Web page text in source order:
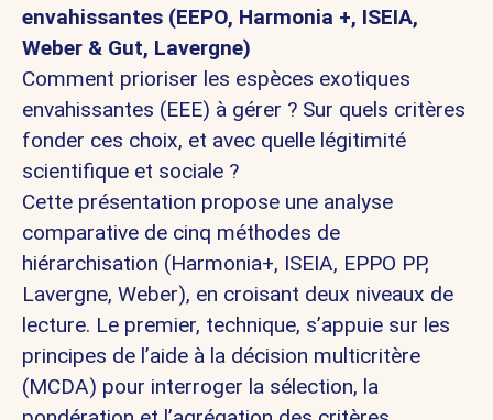
envahissantes (EEPO, Harmonia +, ISEIA,
Weber & Gut, Lavergne)
Comment prioriser les espèces exotiques
envahissantes (EEE) à gérer ? Sur quels critères
fonder ces choix, et avec quelle légitimité
scientifique et sociale ?
Cette présentation propose une analyse
comparative de cinq méthodes de
hiérarchisation (Harmonia+, ISEIA, EPPO PP,
Lavergne, Weber), en croisant deux niveaux de
lecture. Le premier, technique, s’appuie sur les
principes de l’aide à la décision multicritère
(MCDA) pour interroger la sélection, la